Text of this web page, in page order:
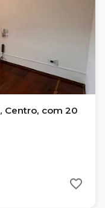
Centro, com 20